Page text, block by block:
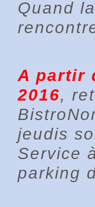
Quand
A partir
2016,
jeudis
Service
parking